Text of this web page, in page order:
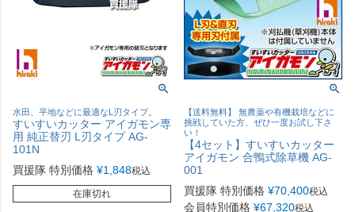
水田、平地などに最適なL刃タイプ。
すいすいカッター アイガモン専
用 純正替刃 L刃タイプ AG-
101N
買援隊 特別価格 ¥1,848税込
在庫切れ
【送料無料】 無農薬や有機栽培などに
挑戦していた方、ぜひ一度お試し下さ
い！
【4セット】すいすいカッター
アイガモン 合鴨式除草機 AG-
001
買援隊 特別価格 ¥70,400税込
会員特別価格 ¥67,320税込